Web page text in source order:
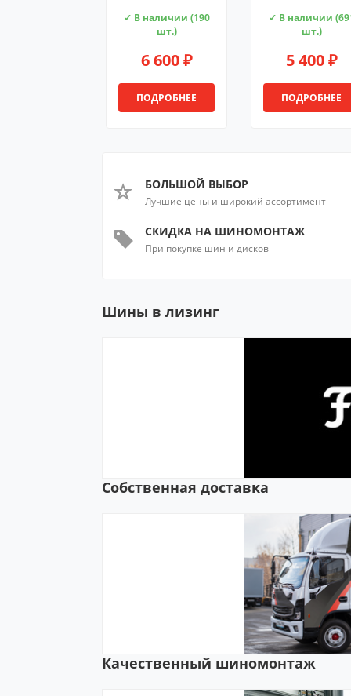
✓ В наличии (190
шт.)
6 600 ₽
ПОДРОБНЕЕ
✓ В наличии
шт.)
5 400 ₽
ПОДРОБНЕЕ
БОЛЬШОЙ ВЫБОР
Лучшие цены и широкий ассортимент
СКИДКА НА ШИНОМОНТАЖ
При покупке шин и дисков
Шины в лизинг
Собственная доставка
Качественный шиномонтаж